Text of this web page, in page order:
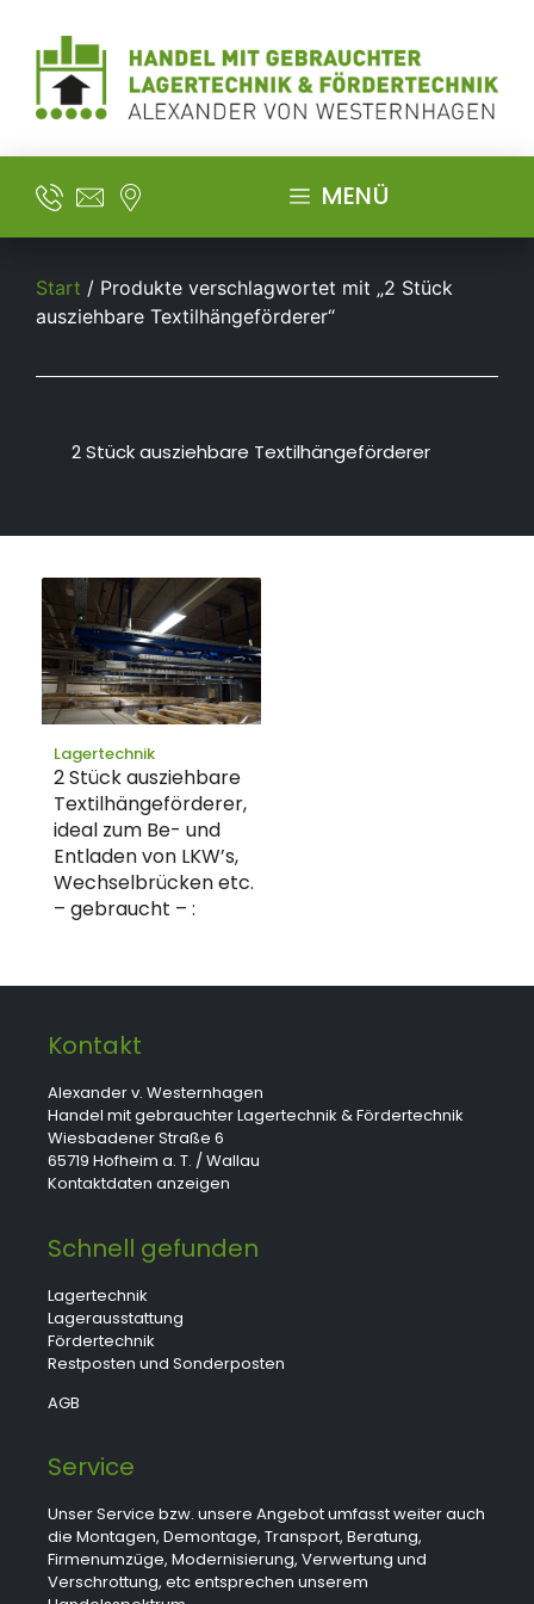
MENÜ
Start / Produkte verschlagwortet mit „2 Stück
ausziehbare Textilhängeförderer“
2 Stück ausziehbare Textilhängeförderer
Lagertechnik
2 Stück ausziehbare
Textilhängeförderer,
ideal zum Be- und
Entladen von LKW’s,
Wechselbrücken etc.
– gebraucht – :
Kontakt
Alexander v. Westernhagen
Handel mit gebrauchter Lagertechnik & Fördertechnik
Wiesbadener Straße 6
65719 Hofheim a. T. / Wallau
Kontaktdaten anzeigen
Schnell gefunden
Lagertechnik
Lagerausstattung
Fördertechnik
Restposten und Sonderposten
AGB
Service
Unser Service bzw. unsere Angebot umfasst weiter auch
die Montagen, Demontage, Transport, Beratung,
Firmenumzüge, Modernisierung, Verwertung und
Verschrottung, etc entsprechen unserem